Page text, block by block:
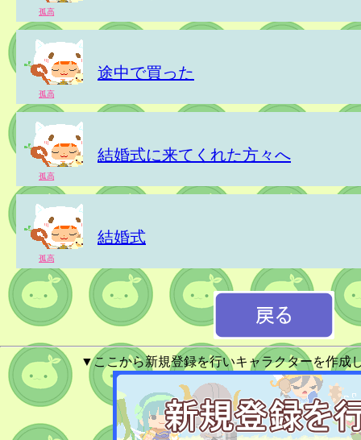
孤高
途中で買った
孤高
結婚式に来てくれた方々へ
孤高
結婚式
孤高
▼ここから新規登録を行いキャラクターを作成